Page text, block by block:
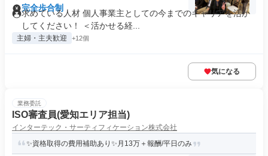
完全歩合制
求めている人材 個人事業主としての今までのキャリアを活か
してください！ ＜活かせる経...
主婦・主夫歓迎 +12個
気になる
業務委託
ISO審査員(愛知エリア担当)
インターテック・サーティフィケーション株式会社
✨資格取得の費用補助あり✨月13万＋報酬/平日のみ